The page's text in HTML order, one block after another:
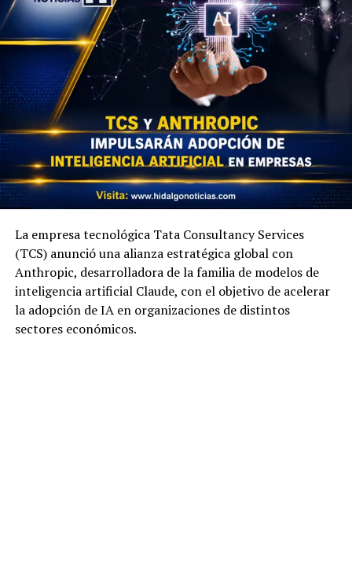
La empresa tecnológica Tata Consultancy Services
(TCS) anunció una alianza estratégica global con
Anthropic, desarrolladora de la familia de modelos de
inteligencia artificial Claude, con el objetivo de acelerar
la adopción de IA en organizaciones de distintos
sectores económicos.